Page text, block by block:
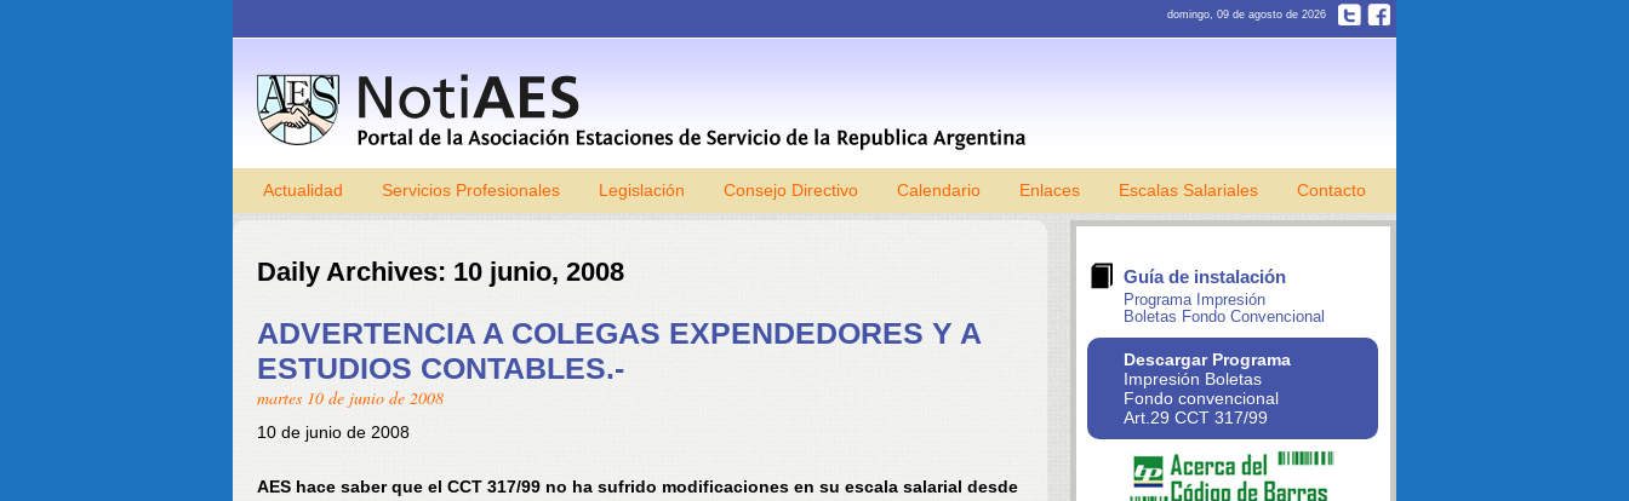
domingo, 09 de agosto de 2026
Skip to content
Actualidad Servicios Profesionales Legislación Consejo Directivo Calendario Enlaces Escalas Salariales Contacto
Daily Archives: 10 junio, 2008
ADVERTENCIA A COLEGAS EXPENDEDORES Y A
ESTUDIOS CONTABLES.-
martes 10 de junio de 2008
10 de junio de 2008
AES hace saber que el CCT 317/99 no ha sufrido modificaciones en su escala salarial desde
Guía de instalación
Programa Impresión
Boletas Fondo Convencional
Descargar Programa
Impresión Boletas
Fondo convencional
Art.29 CCT 317/99